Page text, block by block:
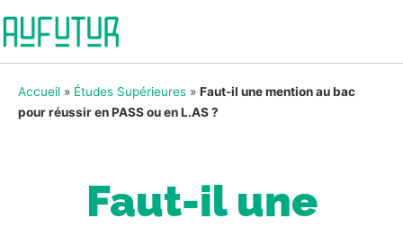
Accueil » Études Supérieures » Faut-il une mention au bac
pour réussir en PASS ou en L.AS ?
Faut-il une